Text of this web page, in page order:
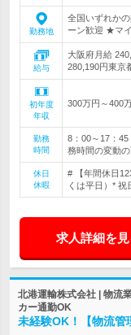
勤務地
全国いずれか
ーン歓迎 ★マ
給与
大阪府月給
280,190円東京
初年度
年収
300万円～400
勤務
時間
8：00～17：
務時間の変動
休日
休暇
# 【年間休日
くは平日）* 祝
求人詳細を見
北港運輸株式会社 | 物流
カー通勤OK
未経験OK！【物流